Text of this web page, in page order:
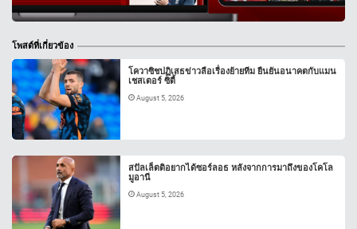
โพสต์ที่เกี่ยวข้อง
โควาซิชปฏิเสธข่าวลือเรื่องย้ายทีม ยืนยันอนาคตกับแมน
เชสเตอร์ ซิตี้
August 5, 2026
สปัลเล็ตติอยากได้ซอร์ลอธ หลังจากการมาถึงของโคโล
มูอานี
August 5, 2026